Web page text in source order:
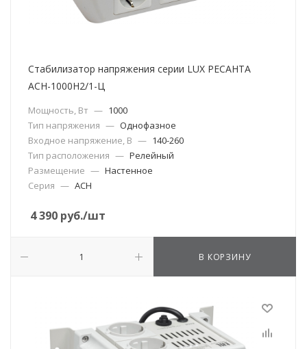
Стабилизатор напряжения серии LUX РЕСАНТА
АСН-1000Н2/1-Ц
Мощность, Вт — 1000
Тип напряжения — Однофазное
Входное напряжение, В — 140-260
Тип расположения — Релейный
Размещение — Настенное
Серия — АСН
4 390 руб./шт
В КОРЗИНУ